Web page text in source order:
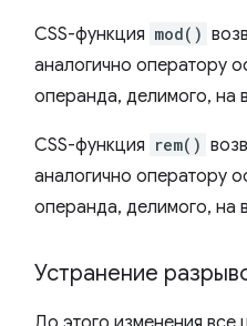
CSS-функция mod()
аналогично оператору
операнда, делимого, на
CSS-функция rem()
аналогично оператору
операнда, делимого, на
Устранение